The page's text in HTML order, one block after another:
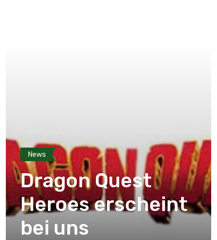
News
Dragon Quest
Heroes erscheint
bei uns